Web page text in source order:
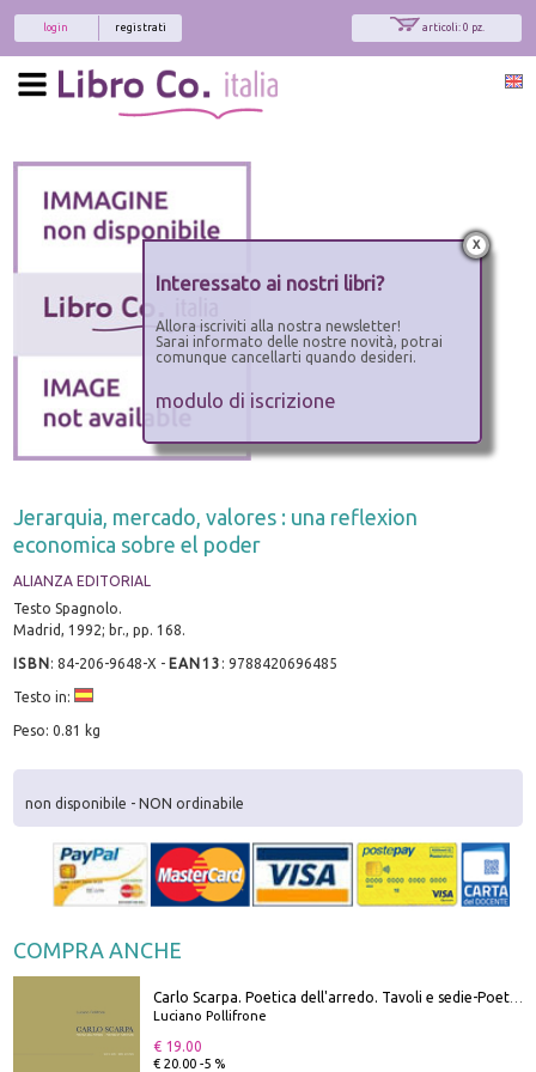
articoli: 0 pz.
registrati
login
Jerarquia, mercado, valores : una reflexion
economica sobre el poder
ALIANZA EDITORIAL
Testo Spagnolo.
Madrid, 1992; br., pp. 168.
ISBN:84-206-9648-X - EAN13 :9788420696485
Testo in:
Peso: 0.81 kg
non disponibile - NON ordinabile
COMPRA ANCHE
Carlo Scarpa. Poetica dell'arredo. Tavoli e sedie-Poetics of furniture. Tables and chairs. Ediz. bilingue
Luciano Pollifrone
€ 19.00
€ 20.00 -5 %
x
Interessato ai nostri libri?
Allora iscriviti alla nostra newsletter!
Sarai informato delle nostre novità, potrai
comunque cancellarti quando desideri.
modulo di iscrizione